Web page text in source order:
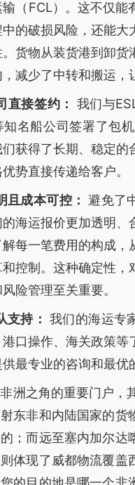
（FCL）。这不仅能
的破损风险，还能大
货物从装货港到卸货
减少了中转和搬运，
直接签约： 我们与
知名船公司签署了包
获得了长期、稳定的
势直接传递给客户。
且成本可控：避免了
海运报价更加透明、
每一笔费用的构成，
和控制。这种确定性，
险管理至关重要。
支持： 我们的海运专
口操作、海关政策等
最专业的咨询和最优
洲之角的重要门户，
东非和内陆国家的货
；而远至塞内加尔达
体现了威都物流覆盖